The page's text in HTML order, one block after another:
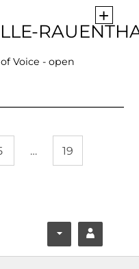
+
Voice - open
… 19
ace
ouT